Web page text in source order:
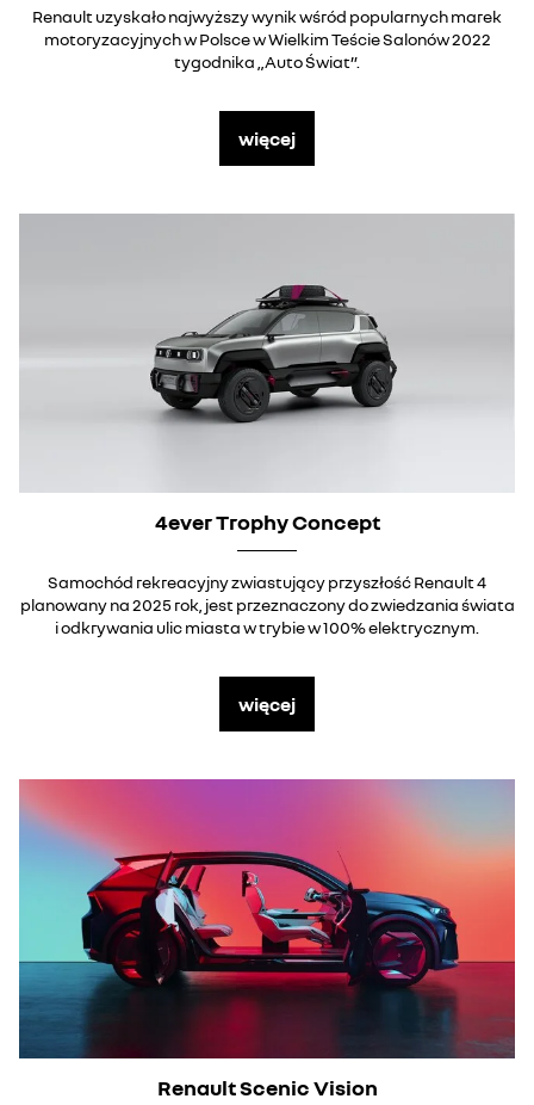
Renault uzyskało najwyższy wynik wśród popularnych marek
motoryzacyjnych w Polsce w Wielkim Teście Salonów 2022
tygodnika „Auto Świat”.
więcej
4ever Trophy Concept
Samochód rekreacyjny zwiastujący przyszłość Renault 4
planowany na 2025 rok, jest przeznaczony do zwiedzania świata
i odkrywania ulic miasta w trybie w 100% elektrycznym.
więcej
Renault Scenic Vision